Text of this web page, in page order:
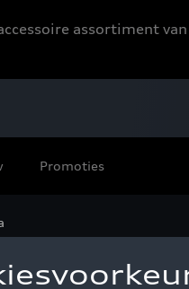
assortiment
Promoties